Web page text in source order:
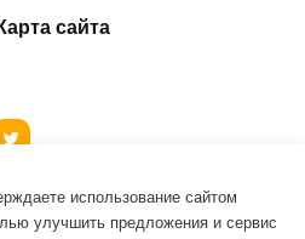
сайта
использование сайтом
улучшить предложения и сервис